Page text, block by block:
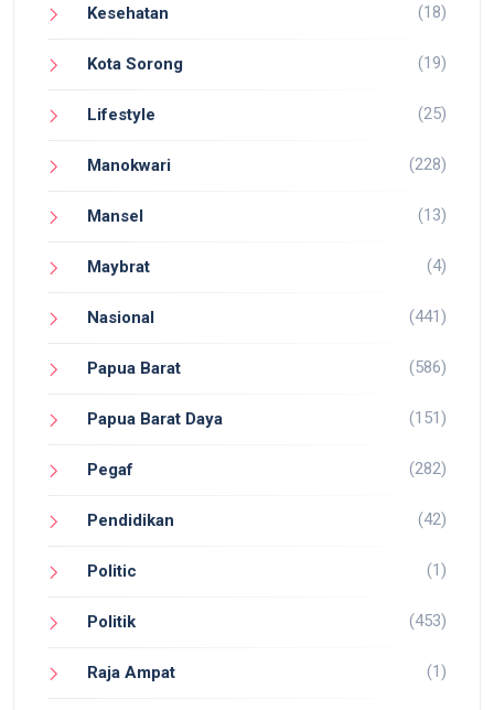
Kesehatan (18)
Kota Sorong (19)
Lifestyle (25)
Manokwari (228)
Mansel (13)
Maybrat (4)
Nasional (441)
Papua Barat (586)
Papua Barat Daya (151)
Pegaf (282)
Pendidikan (42)
Politic (1)
Politik (453)
Raja Ampat (1)